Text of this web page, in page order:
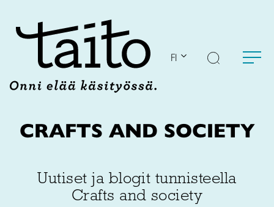
FI
CRAFTS AND SOCIETY
Uutiset ja blogit tunnisteella
Crafts and society